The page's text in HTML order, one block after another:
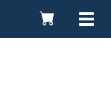
Toggle
Cart